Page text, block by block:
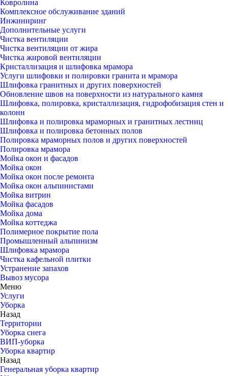
Ковролина
Комплексное обслуживание зданий
Инжиниринг
Дополнительные услуги
Чистка вентиляции
Чистка вентиляции от жира
Чистка жировой вентиляции
Кристаллизация и шлифовка мрамора
Услуги шлифовки и полировки гранита и мрамора
Шлифовка гранитных и других поверхностей
Обновление швов на поверхности из натурального камня
Шлифовка, полировка, кристаллизация, гидрофобизация стен и
колонн
Шлифовка и полировка мраморных и гранитных лестниц
Шлифовка и полировка бетонных полов
Полировка мраморных полов и других поверхностей
Полировка мрамора
Мойка окон и фасадов
Мойка окон
Мойка окон после ремонта
Мойка окон альпинистами
Мойка витрин
Мойка фасадов
Мойка дома
Мойка коттеджа
Полимерное покрытие пола
Промышленный альпинизм
Шлифовка мрамора
Чистка кафельной плитки
Устранение запахов
Вывоз мусора
Меню
Услуги
Уборка
Назад
Территории
Уборка снега
ВИП-уборка
Уборка квартир
Назад
Генеральная уборка квартир